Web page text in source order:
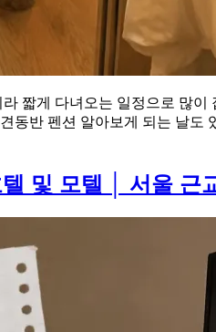
짧게 다녀오는 일정으로 많
동반 펜션 알아보게 되는 날
및 모텔 │ 서울 근